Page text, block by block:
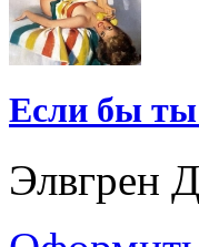
Если бы
Элвгрен